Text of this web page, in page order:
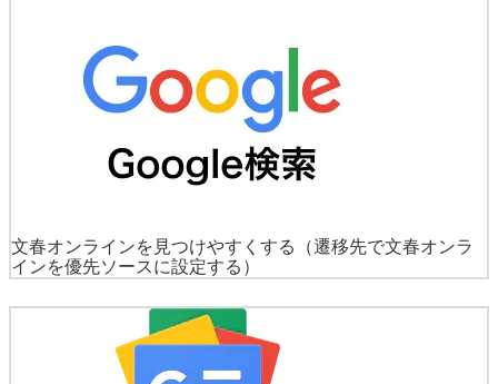
文春オンラインを見つけやすくする
（遷移先で文春オンラ
インを優先ソースに設定する）